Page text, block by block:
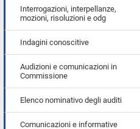
Interrogazioni, interpellanze,
mozioni, risoluzioni e odg
Indagini conoscitive
Audizioni e comunicazioni in
Commissione
Elenco nominativo degli auditi
Comunicazioni e informative